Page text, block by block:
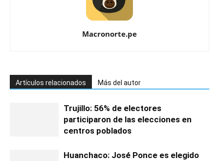
Macronorte.pe
Artículos relacionados Más del autor
Trujillo: 56% de electores
participaron de las elecciones en
centros poblados
Huanchaco: José Ponce es elegido